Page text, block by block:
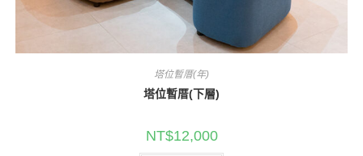
塔位暫厝(年)
塔位暫厝(下層)
NT$12,000